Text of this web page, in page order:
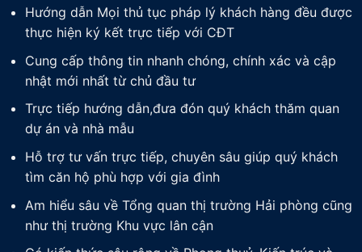
Hướng dẫn Mọi thủ tục pháp lý khách hàng đều được
thực hiện ký kết trực tiếp với CĐT
Cung cấp thông tin nhanh chóng, chính xác và cập
nhật mới nhất từ chủ đầu tư
Trực tiếp hướng dẫn,đưa đón quý khách thăm quan
dự án và nhà mẫu
Hỗ trợ tư vấn trực tiếp, chuyên sâu giúp quý khách
tìm căn hộ phù hợp với gia đình
Am hiểu sâu về Tổng quan thị trường Hải phòng cũng
như thị trường Khu vực lân cận